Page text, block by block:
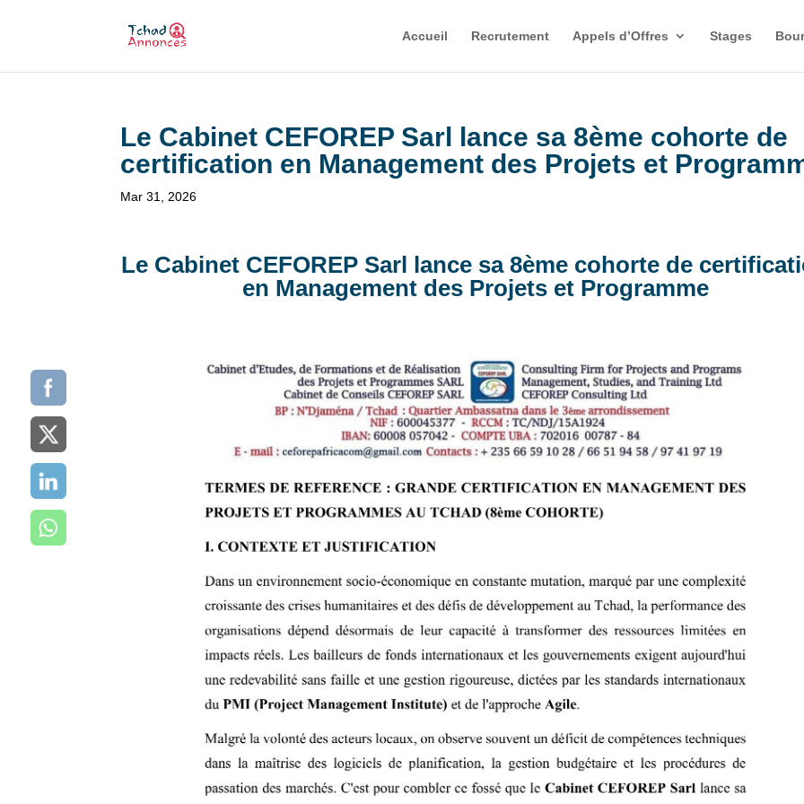
Accueil Recrutement Appels d’Offres Stages
Le Cabinet CEFOREP Sarl lance sa 8ème cohorte de
certification en Management des Projets et
Mar 31, 2026
Le Cabinet CEFOREP Sarl lance sa 8ème cohorte de
en Management des Projets et Programme